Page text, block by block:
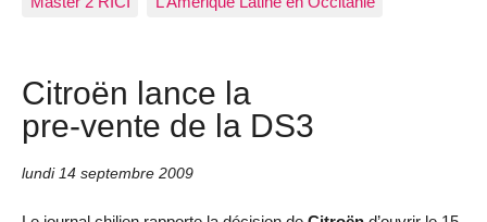
Citroën lance la
pre-vente de la DS3
lundi 14 septembre 2009